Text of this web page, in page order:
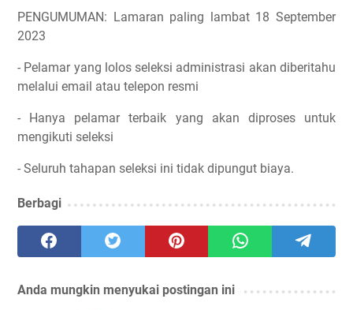
PENGUMUMAN: Lamaran paling lambat 18 September
2023
- Pelamar yang lolos seleksi administrasi akan diberitahu
melalui email atau telepon resmi
- Hanya pelamar terbaik yang akan diproses untuk
mengikuti seleksi
- Seluruh tahapan seleksi ini tidak dipungut biaya.
Berbagi
Anda mungkin menyukai postingan ini